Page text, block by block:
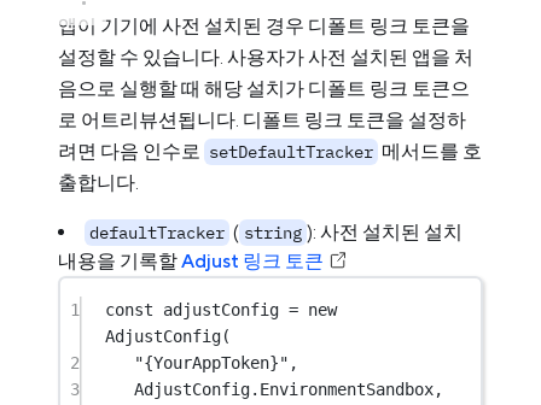
앱이 기기에 사전 설치된 경우 디폴트 링크 토큰을
설정할 수 있습니다. 사용자가 사전 설치된 앱을 처
음으로 실행할 때 해당 설치가 디폴트 링크 토큰으
로 어트리뷰션됩니다. 디폴트 링크 토큰을 설정하
려면 다음 인수로 setDefaultTracker 메서드를 호
출합니다.
defaultTracker ( string ): 사전 설치된 설치
내용을 기록할Adjust 링크 토큰
1 const adjustConfig = new
AdjustConfig(
2
"{YourAppToken}" ,
3
AdjustConfig.EnvironmentSandbox,